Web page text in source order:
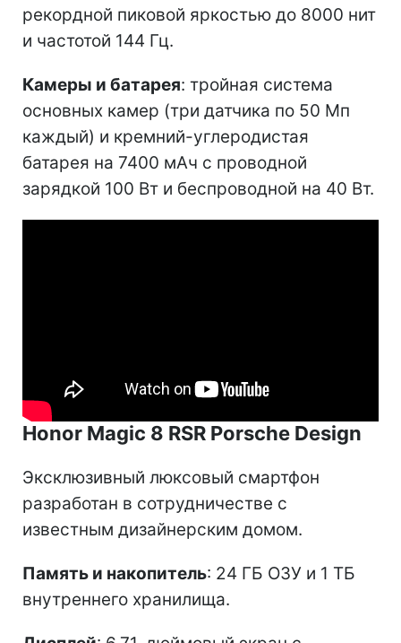
рекордной пиковой яркостью до 8000 нит
и частотой 144 Гц.
Камеры и батарея: тройная система
основных камер (три датчика по 50 Мп
каждый) и кремний-углеродистая
батарея на 7400 мАч с проводной
зарядкой 100 Вт и беспроводной на 40 Вт.
Honor Magic 8 RSR Porsche Design
Эксклюзивный люксовый смартфон
разработан в сотрудничестве с
известным дизайнерским домом.
Память и накопитель: 24 ГБ ОЗУ и 1 ТБ
внутреннего хранилища.